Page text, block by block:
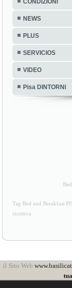
CONDIZIONI
NEWS
PLUS
SERVICIOS
VIDEO
Pisa DINTORNI
Tag Bed and Breakfast
ricettiva
il Sito Web